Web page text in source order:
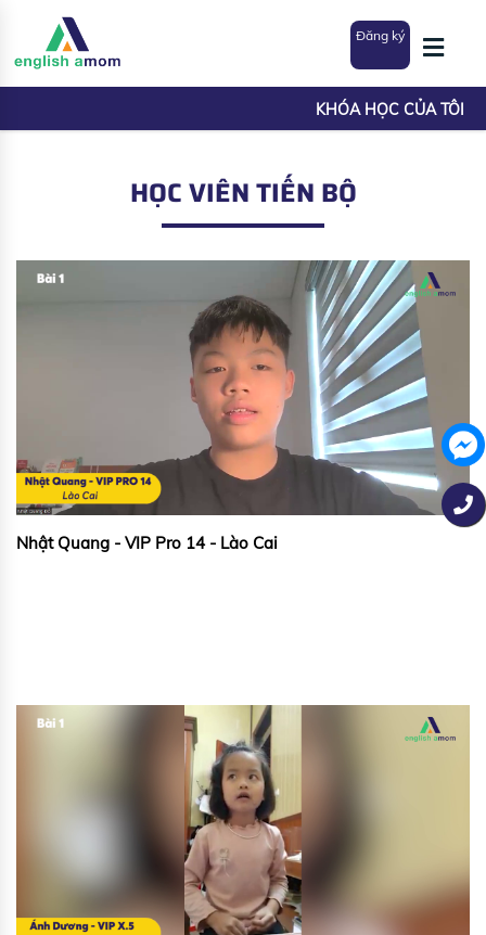
Đăng ký
KHÓA HỌC CỦA TÔI
HỌC VIÊN TIẾN BỘ
Nhật Quang - VIP Pro 14 - Lào Cai